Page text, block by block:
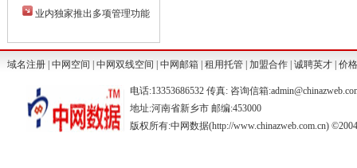
业内独家推出多项管理功能
域名注册 中网空间 中网双线空间 中网邮箱 租用托管 加盟合作 诚聘英才 价
电话:13353686532 传真: 咨询信箱
地址:河南省新乡市 邮编:453000
版权所有:中网数据(http://www.chinazweb.com.cn)